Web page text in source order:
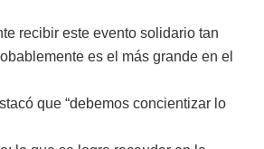
recibir este evento solidario tan
es el más grande en el
que “debemos concientizar lo